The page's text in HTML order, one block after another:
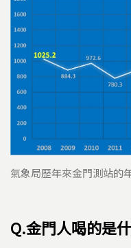
氣象局歷年來金門測站的
Q.金門人喝的是